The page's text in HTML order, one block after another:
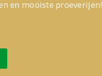
en mooiste proeverijen!